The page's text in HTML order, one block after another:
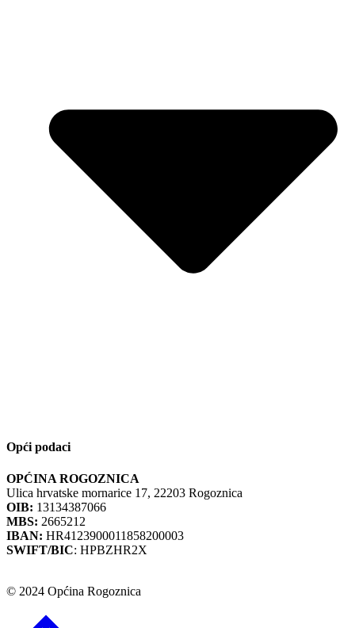
Opći podaci
OPĆINA ROGOZNICA
Ulica hrvatske mornarice 17, 22203 Rogoznica
OIB: 13134387066
MBS: 2665212
IBAN: HR4123900011858200003
SWIFT/BIC: HPBZHR2X
© 2024 Općina Rogoznica